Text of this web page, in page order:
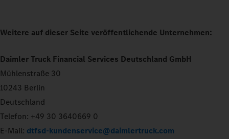
Weitere auf dieser Seite veröffentlichende Unternehmen:
Daimler Truck Financial Services Deutschland GmbH
Mühlenstraße 30
10243 Berlin
Deutschland
Telefon: +49 30 3640669 0
E-Mail: dtfsd-kundenservice@daimlertruck.com